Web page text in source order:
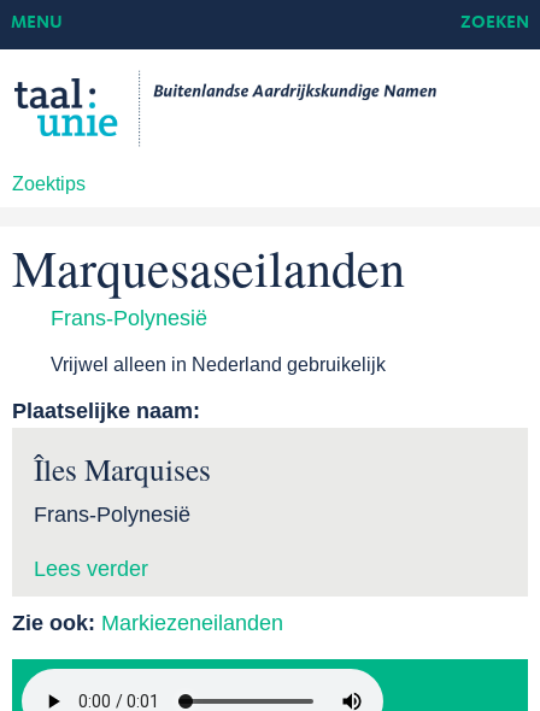
Zoektips
MENU ZOEKEN
Marquesaseilanden
Frans-Polynesië
Vrijwel alleen in Nederland gebruikelijk
Plaatselijke naam:
Îles Marquises
Frans-Polynesië
Lees verder
Zie ook: Markiezeneilanden